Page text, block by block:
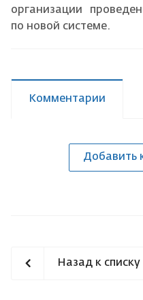
организации
по новой системе.
Комментарии
Добавить
Назад к списку